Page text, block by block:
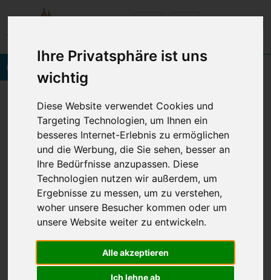
Ihre Privatsphäre ist uns
wichtig
Diese Website verwendet Cookies und
Targeting Technologien, um Ihnen ein
besseres Internet-Erlebnis zu ermöglichen
und die Werbung, die Sie sehen, besser an
Ihre Bedürfnisse anzupassen. Diese
Technologien nutzen wir außerdem, um
Ergebnisse zu messen, um zu verstehen,
woher unsere Besucher kommen oder um
unsere Website weiter zu entwickeln.
Alle akzeptieren
Ich lehne ab
Onlinebuchung
Copyright 2026 VINETA HOTELS USEDOM
© 2026 VINETA HOTELS USEDOM
Navigation
überspringen
Impressum Datenschutz AGB
Cookie Einstellungen anpassen